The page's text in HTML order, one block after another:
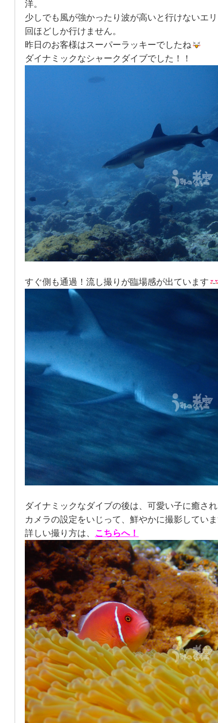
洋。
少しでも風が強かったり波が高いと行けないエ
回ほどしか行けません。
昨日のお客様はスーパーラッキーでしたね
ダイナミックなシャークダイブでした！！
すぐ側も通過！流し撮りが臨場感が出ています
ダイナミックなダイブの後は、可愛い子に癒さ
カメラの設定をいじって、鮮やかに撮影してい
詳しい撮り方は、 こちらへ！